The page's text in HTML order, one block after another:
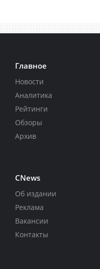
Главное
Новости
Аналитика
Рейтинги
Обзоры
Архив
CNews
Об издании
Реклама
Вакансии
Контакты